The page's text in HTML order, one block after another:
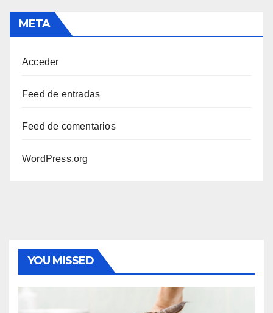
META
Acceder
Feed de entradas
Feed de comentarios
WordPress.org
YOU MISSED